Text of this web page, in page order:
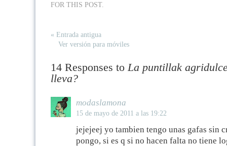
FOR THIS POST.
« Entrada antigua
Ver versión para móviles
14 Responses to La puntillak
lleva?
modaslamona
15 de mayo de 2011 a las 19:22
jejejeej yo tambien tengo unas gafas sin
pongo, si es q si no hacen falta no tiene